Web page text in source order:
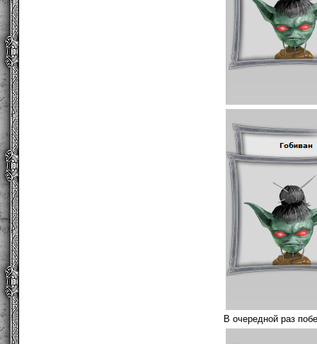
В очередной раз